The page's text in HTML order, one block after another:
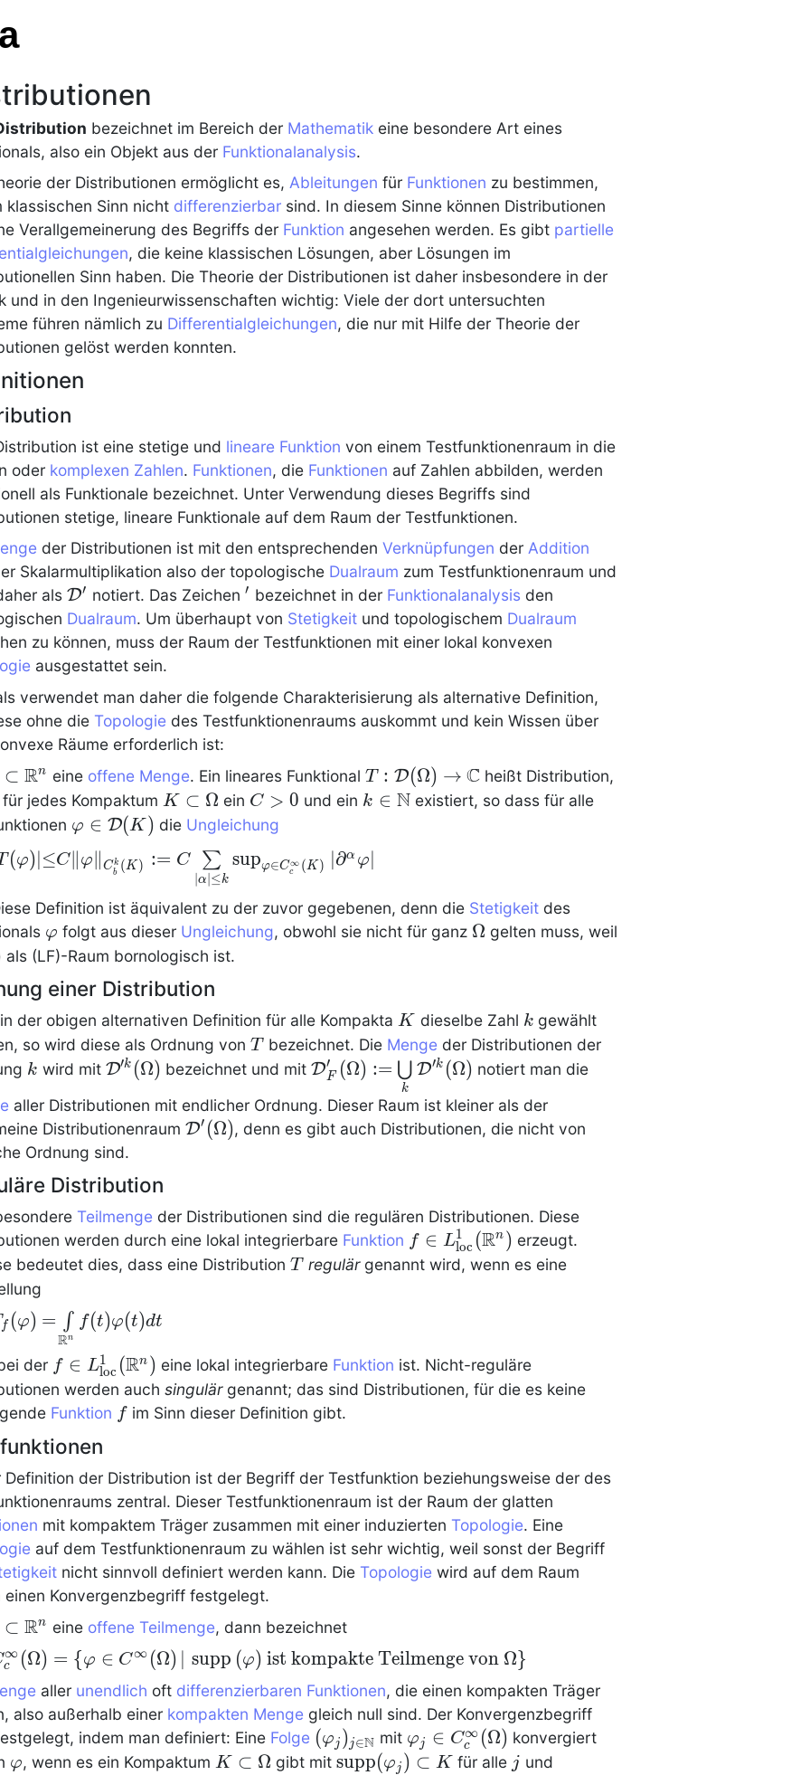
bezeichnet im Bereich der Mathematik eine besondere Art eines
also ein Objekt aus der Funktionalanalysis.
der Distributionen ermöglicht es, Ableitungen für Funktionen zu bestimmen,
klassischen Sinn nicht differenzierbar sind. In diesem Sinne können Distributionen
Verallgemeinerung des Begriffs der Funktion angesehen werden. Es gibt partielle
, die keine klassischen Lösungen, aber Lösungen im
Sinn haben. Die Theorie der Distributionen ist daher insbesondere in der
und in den Ingenieurwissenschaften wichtig: Viele der dort untersuchten
führen nämlich zu Differentialgleichungen, die nur mit Hilfe der Theorie der
gelöst werden konnten.
ist eine stetige und lineare Funktion von einem Testfunktionenraum in die
oder komplexen Zahlen. Funktionen, die Funktionen auf Zahlen abbilden, werden
als Funktionale bezeichnet. Unter Verwendung dieses Begriffs sind
stetige, lineare Funktionale auf dem Raum der Testfunktionen.
der Distributionen ist mit den entsprechenden Verknüpfungen der Addition
Skalarmultiplikation also der topologische Dualraum zum Testfunktionenraum und
als \mathcal{D}'
D′ notiert. Das Zeichen '
′ bezeichnet in der Funktionalanalysis den
Dualraum. Um überhaupt von Stetigkeit und topologischem Dualraum
zu können, muss der Raum der Testfunktionen mit einer lokal konvexen
ausgestattet sein.
verwendet man daher die folgende Charakterisierung als alternative Definition,
ohne die Topologie des Testfunktionenraums auskommt und kein Wissen über
Räume erforderlich ist:
⊂ Rn eine offene Menge. Ein lineares Funktional T :
\mathcal{D}
T : D(Ω) → C heißt Distribution,
jedes Kompaktum K
\subset
\Omega
K ⊂ Ω ein C
>
C > 0 und ein k
\N
k ∈ Nexistiert, so dass für alle
\phi \in
\mathcal{D}
(K)
φ ∈ D(K ) die Ungleichung
\leq C
\|\phi\|_{C_b^k(K)}
C
k}^{} \sup_{\phi
\phi
(φ) ≤C φ ∥Cb
k (K ) := C
α ≤k
∑ supφ∈Cc
∞ (K ) ∂α φ
Definition ist äquivalent zu der zuvor gegebenen, denn die Stetigkeit des
\phi
φ folgt aus dieser Ungleichung, obwohl sie nicht für ganz \Omega
Ω gelten muss, weil
als (LF)-Raum bornologisch ist.
einer Distribution
der obigen alternativen Definition für alle Kompakta K
K dieselbe Zahl k
k gewählt
so wird diese als Ordnung von T
T bezeichnet. Die Menge der Distributionen der
k
k wird mit \mathcal{D}'^k(\Omega)
D′k (Ω) bezeichnet und mit\textstyle \mathcal{D}'_F(\Omega) :=
\bigcup\limits_{k}\mathcal{D}'^k(\Omega)
D F
′ (Ω) :=
k
⋃ D′k (Ω) notiert man die
aller Distributionen mit endlicher Ordnung. Dieser Raum ist kleiner als der
Distributionenraum \mathcal{D}'(\Omega)
D′ (Ω), denn es gibt auch Distributionen, die nicht von
Ordnung sind.
Distribution
Teilmenge der Distributionen sind die regulären Distributionen. Diese
werden durch eine lokal integrierbare Funktion f \in
L^1_\mathrm{loc}
f ∈ Lloc
1 (Rn ) erzeugt.
bedeutet dies, dass eine Distribution T
T regulärgenannt wird, wenn es eine
=
\int\limits_{\R^n}
\phi(t) dt
f (φ) =
Rn
∫ f(t)φ(t)dt
der f\in
L^1_\mathrm{loc}
(\R^n)
f ∈ Lloc
1 (Rn ) eine lokal integrierbare Funktion ist. Nicht-reguläre
werden auch singulärgenannt; das sind Distributionen, für die es keine
Funktion ff im Sinn dieser Definition gibt.
Definition der Distribution ist der Begriff der Testfunktion beziehungsweise der des
zentral. Dieser Testfunktionenraum ist der Raum der glatten
mit kompaktem Träger zusammen mit einer induzierten Topologie. Eine
auf dem Testfunktionenraum zu wählen ist sehr wichtig, weil sonst der Begriff
nicht sinnvoll definiert werden kann. Die Topologie wird auf dem Raum
einen Konvergenzbegriff festgelegt.
⊂ Rn eine offene Teilmenge, dann bezeichnet
= \{ \phi \in
\,|\,
\}
c
∞ (Ω) = {φ ∈ C∞ (Ω) ∣ supp (φ) ist kompakte Teilmenge von Ω}
aller unendlich oft differenzierbaren Funktionen, die einen kompakten Träger
also außerhalb einer kompakten Menge gleich null sind. Der Konvergenzbegriff
indem man definiert: Eine Folge (\phi_j)_{j\in
\mathbb{N}}
(φj )j∈N mit \phi_j \in
C_c^\infty(\Omega)
φj ∈ Cc
∞ (Ω) konvergiert
\phi
φ, wenn es ein Kompaktum K
K ⊂ Ω gibt mit\operatorname{supp}
supp(φj ) ⊂ K für alle j
j und